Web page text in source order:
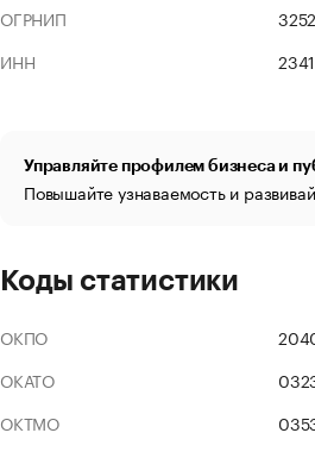
ОГРНИП
ИНН
Управляйте профилем бизнеса и
Повышайте узнаваемость и
Коды статистики
ОКПО
ОКАТО
ОКТМО